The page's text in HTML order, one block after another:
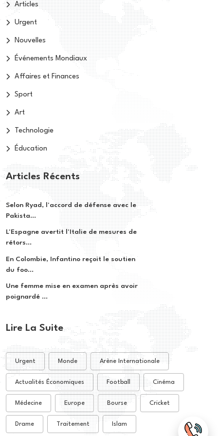
Articles
Urgent
Nouvelles
Événements Mondiaux
Affaires et Finances
Sport
Art
Technologie
Éducation
Articles Récents
Selon Ryad, l'accord de défense avec le
Pakista...
L'Espagne avertit l'Italie de mesures de
rétors...
En Colombie, Infantino reçoit le soutien
du foo...
Une femme mise en examen après avoir
poignardé ...
Lire La Suite
Urgent Monde Arène Internationale
Actualités Économiques Football Cinéma
Médecine Europe Bourse Cricket
Drame Traitement Islam